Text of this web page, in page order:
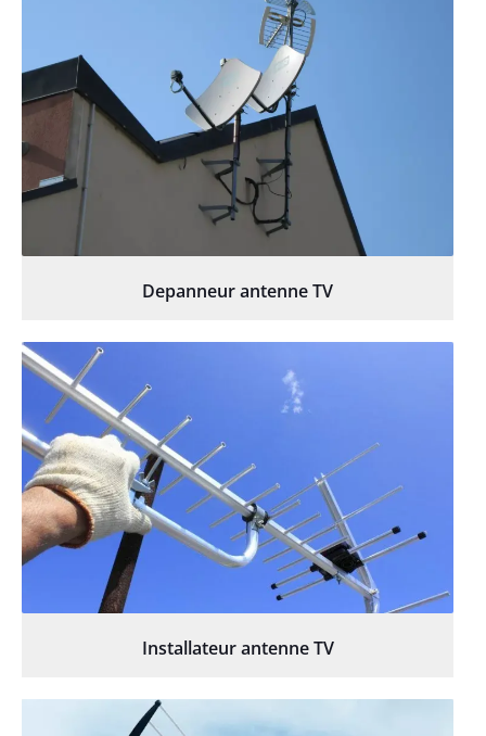
Depanneur antenne TV
Installateur antenne TV